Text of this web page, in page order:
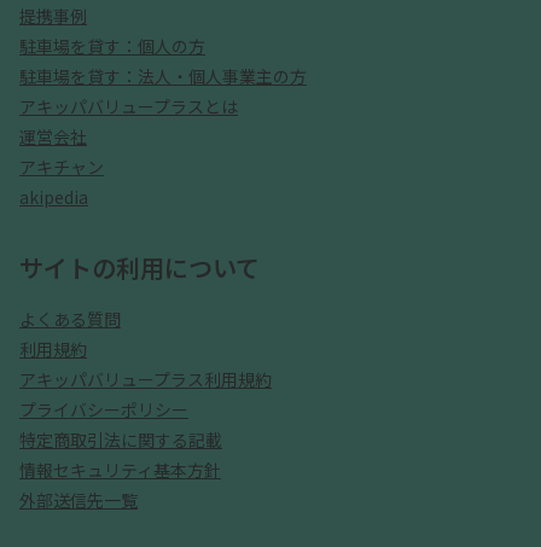
提携事例
駐車場を貸す：個人の方
駐車場を貸す：法人・個人事業主の方
アキッパバリュープラスとは
運営会社
アキチャン
akipedia
サイトの利用について
よくある質問
利用規約
アキッパバリュープラス利用規約
プライバシーポリシー
特定商取引法に関する記載
情報セキュリティ基本方針
外部送信先一覧